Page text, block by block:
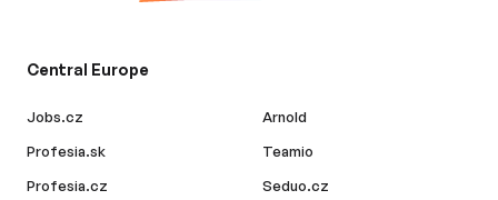
Central Europe
Jobs.cz
Profesia.sk
Profesia.cz
Arnold
Teamio
Seduo.cz